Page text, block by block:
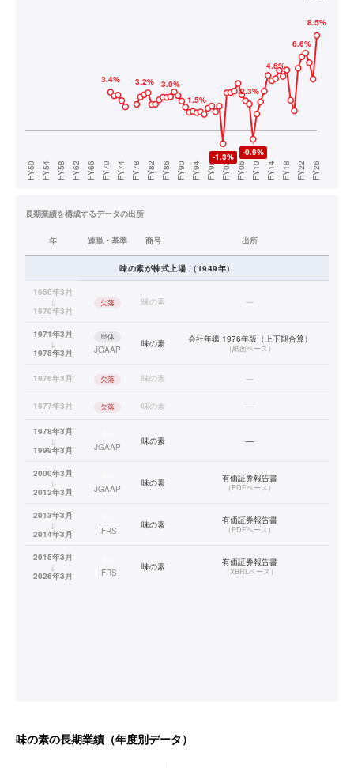
長期業績を構成するデータの出所
年 連単・基準 商号 出所
味の素が株式上場 （1949年）
1950年3月
↓
1970年3月
欠落 味の素 —
1971年3月
↓
1975年3月
単体
JGAAP
味の素 会社年鑑 1976年版（上下期合算）
（紙面ベース）
1976年3月 欠落 味の素 —
1977年3月 欠落 味の素 —
1978年3月
↓
1999年3月
JGAAP
味の素 —
2000年3月
↓
2012年3月
JGAAP
味の素 有価証券報告書
（PDFベース）
2013年3月
↓
2014年3月
IFRS
味の素 有価証券報告書
（PDFベース）
2015年3月
↓
2026年3月
IFRS
味の素 有価証券報告書
（XBRLベース）
味の素の長期業績（年度別データ）